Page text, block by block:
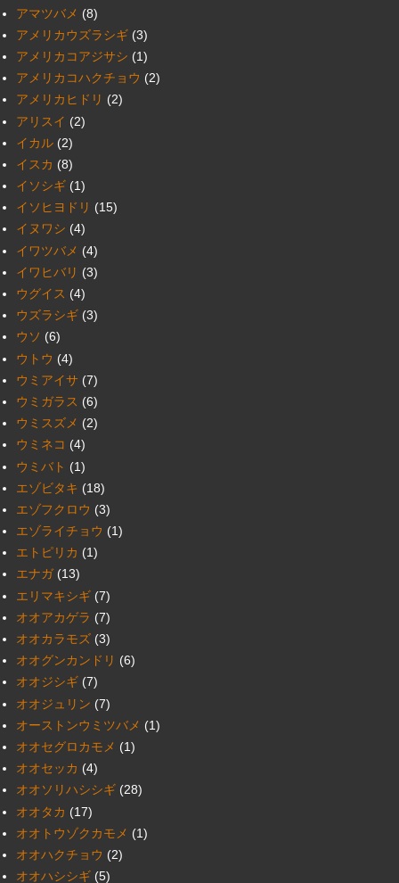
アマツバメ (8)
アメリカウズラシギ (3)
アメリカコアジサシ (1)
アメリカコハクチョウ (2)
アメリカヒドリ (2)
アリスイ (2)
イカル (2)
イスカ (8)
イソシギ (1)
イソヒヨドリ (15)
イヌワシ (4)
イワツバメ (4)
イワヒバリ (3)
ウグイス (4)
ウズラシギ (3)
ウソ (6)
ウトウ (4)
ウミアイサ (7)
ウミガラス (6)
ウミスズメ (2)
ウミネコ (4)
ウミバト (1)
エゾビタキ (18)
エゾフクロウ (3)
エゾライチョウ (1)
エトピリカ (1)
エナガ (13)
エリマキシギ (7)
オオアカゲラ (7)
オオカラモズ (3)
オオグンカンドリ (6)
オオジシギ (7)
オオジュリン (7)
オーストンウミツバメ (1)
オオセグロカモメ (1)
オオセッカ (4)
オオソリハシシギ (28)
オオタカ (17)
オオトウゾクカモメ (1)
オオハクチョウ (2)
オオハシシギ (5)